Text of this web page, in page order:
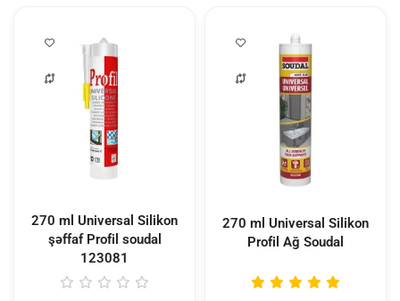
270 ml Universal Silikon
şəffaf Profil soudal
123081
270 ml Universal Silikon
Profil Ağ Soudal